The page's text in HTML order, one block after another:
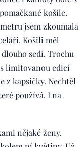
košile.
jsem zkoumala
Košili měl
sedí. Trochu
limitovanou edicí
z kapsičky. Nechtěl
používá. I na
nějaké ženy.